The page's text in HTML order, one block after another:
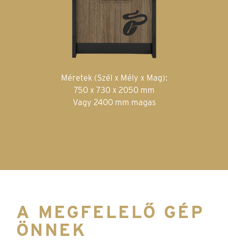
Méretek (Szél x Mély x Mag):
750 x 730 x 2050 mm
Vagy 2400 mm magas
A MEGFELELŐ GÉP
ÖNNEK